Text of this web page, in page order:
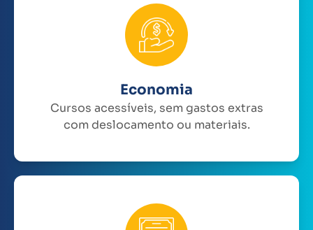
Economia
Cursos acessíveis, sem gastos extras
com deslocamento ou materiais.